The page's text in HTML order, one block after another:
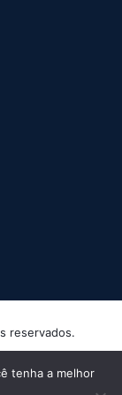
reservados.
tenha a melhor